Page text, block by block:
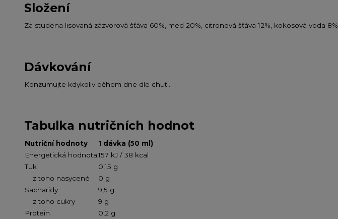
Složení
Za studena lisovaná zázvorová šťáva 60%, med 20%, citronová šťáva 12%, kokosová voda 8%.
Dávkování
Konzumujte kdykoliv během dne dle chuti.
Tabulka nutričních hodnot
Nutriční hodnoty
1 dávka (50 ml)
Energetická hodnota157 kJ / 38 kcal
Tuk
0,15 g
z toho nasycené
0 g
Sacharidy
9,5 g
z toho cukry
9 g
Protein
0,2 g